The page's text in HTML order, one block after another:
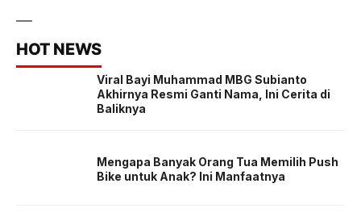
HOT NEWS
Viral Bayi Muhammad MBG Subianto
Akhirnya Resmi Ganti Nama, Ini Cerita di
Baliknya
Mengapa Banyak Orang Tua Memilih Push
Bike untuk Anak? Ini Manfaatnya